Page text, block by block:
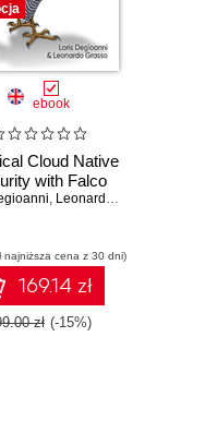
ebook
Cloud Native
with Falco
, Leonardo Grasso
najniższa cena z 30 dni)
169.14 zł
zł (-15%)